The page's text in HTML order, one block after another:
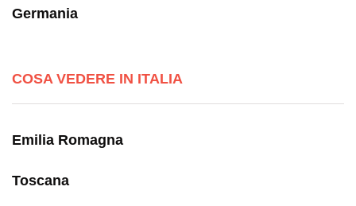
Germania
COSA VEDERE IN ITALIA
Emilia Romagna
Toscana